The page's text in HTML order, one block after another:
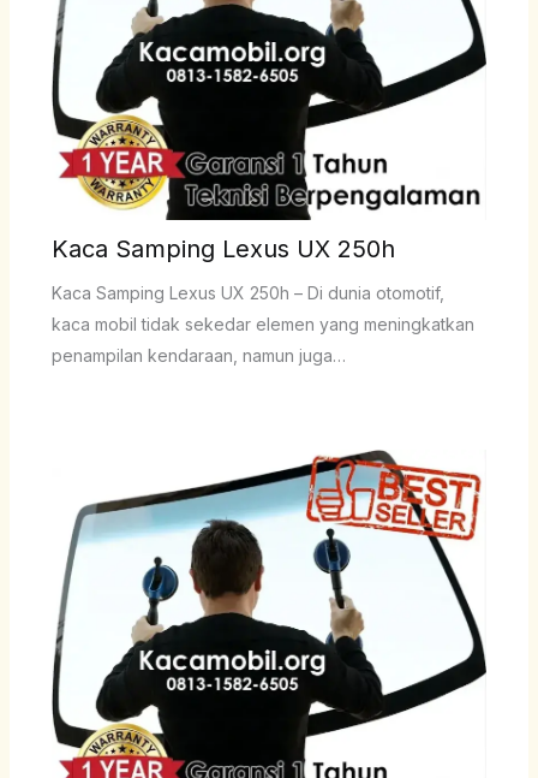
Kaca Samping Lexus UX 250h
Kaca Samping Lexus UX 250h – Di dunia otomotif,
kaca mobil tidak sekedar elemen yang meningkatkan
penampilan kendaraan, namun juga…